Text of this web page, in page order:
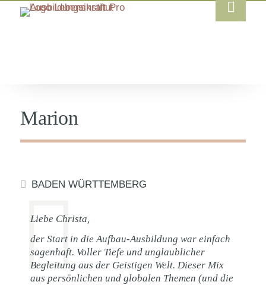
Marion
BADEN WÜRTTEMBERG
Liebe Christa,
der Start in die Aufbau-Ausbildung war einfach
sagenhaft. Voller Tiefe und unglaublicher
Begleitung aus der Geistigen Welt. Dieser Mix
aus persönlichen und globalen Themen (und die